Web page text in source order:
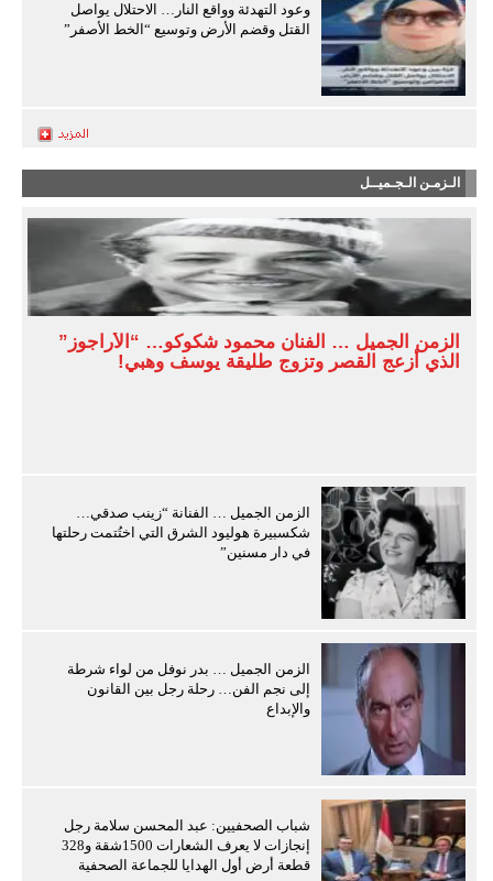
وعود التهدئة وواقع النار… الاحتلال يواصل
القتل وقضم الأرض وتوسيع “الخط الأصفر”
الـزمـن الـجـميــل
الزمن الجميل … الفنان محمود شكوكو… “الأراجوز”
الذي أزعج القصر وتزوج طليقة يوسف وهبي!
الزمن الجميل … الفنانة “زينب صدقي…
شكسبيرة هوليود الشرق التي اختُتمت رحلتها
في دار مسنين”
الزمن الجميل … بدر نوفل من لواء شرطة
إلى نجم الفن… رحلة رجل بين القانون
والإبداع
شباب الصحفيين: عبد المحسن سلامة رجل
إنجازات لا يعرف الشعارات 1500شقة و328
قطعة أرض أول الهدايا للجماعة الصحفية